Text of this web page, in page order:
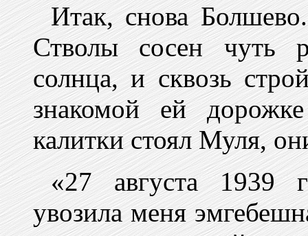
Итак, снова
Стволы сосен чуть
солнца, и сквозь
знакомой ей
калитки стоял Муля,
«27 августа 1939
увозила меня